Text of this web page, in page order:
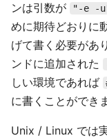
ンは引数が
"-e -
めに期待どおりに
げて書く必要があ
ンドに追加された
しい環境であれば
に書くことができ
Unix / Linux では